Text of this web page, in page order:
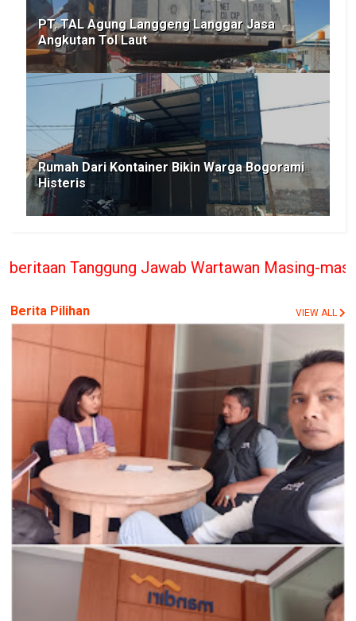
PT. TAL Agung Langgeng Langgar Jasa
Angkutan Tol Laut
Rumah Dari Kontainer Bikin Warga Bogorami
Histeris
Jawab Wartawan Masing-masing, PT.
Berita Pilihan VIEW ALL